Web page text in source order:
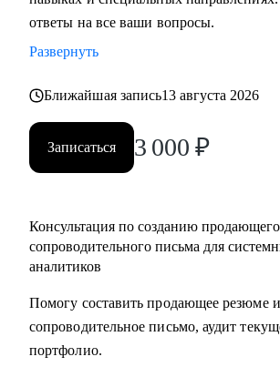
• Карьерная цель и стратегия: определим,
прийти (роль/грейд/тип компании) и что
какие навыки прокачивать, какие задачи
• Сильное резюме и сопроводительное
упаковать опыт так, чтобы он выделялся
акцентов)
• Подготовка к собеседованию: проведу
Поделюсь авторским гайдом с вопросами
интервью аналитиков
• Разбор пробелов и усиление
ответы на все ваши вопросы.
Развернуть
Ближайшая запись13 августа 2026
Записаться 3 000 ₽
Консультация по созданию
сопроводительного письма для
аналитиков
Помогу составить продающее резюме и
сопроводительное письмо, аудит
портфолио.